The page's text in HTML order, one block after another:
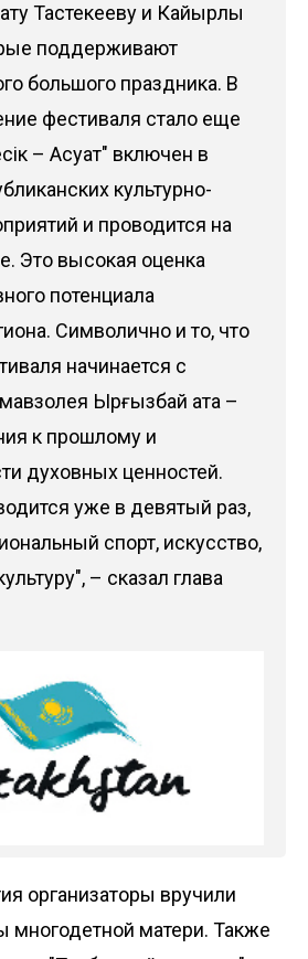
Тастекееву и Кайырлы
поддерживают
большого праздника. В
фестиваля стало еще
– Ақсуат" включен в
культурно-
и проводится на
Это высокая оценка
потенциала
Символично и то, что
начинается с
Ырғызбай ата –
к прошлому и
духовных ценностей.
уже в девятый раз,
спорт, искусство,
– сказал глава
организаторы вручили
многодетной матери. Также